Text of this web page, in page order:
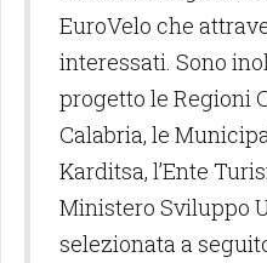
EuroVelo che
interessati. Sono
progetto le Regioni
Calabria, le
Karditsa, l’Ente
Ministero Sviluppo
selezionata a